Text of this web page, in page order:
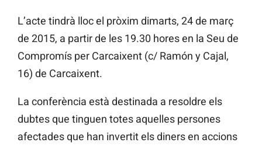
L’acte tindrà lloc el pròxim dimarts, 24 de març
de 2015, a partir de les 19.30 hores en la Seu de
Compromís per Carcaixent (c/ Ramón y Cajal,
16) de Carcaixent.
La conferència està destinada a resoldre els
dubtes que tinguen totes aquelles persones
afectades que han invertit els diners en accions